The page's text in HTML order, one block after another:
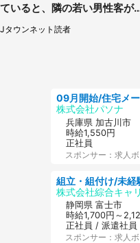
ていると、隣の若い男性客が
（神奈川県・70代女性）
Jタウンネット読者
株式会社パソナ
兵庫県 加古川市
時給1,550円
正社員
スポンサー：求人
株式会社綜合キャ
静岡県 富士市
時給1,700円～
正社員 / 派遣社員
スポンサー：求人